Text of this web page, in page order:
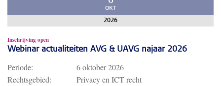
OKT
2026
Inschrijving open
Webinar actualiteiten AVG & UAVG najaar 2026
Periode:
6 oktober 2026
Rechtsgebied:
Privacy en ICT recht